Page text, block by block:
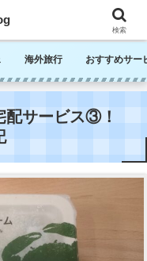
検索
海外旅行 おすすめサー
配サービス③！